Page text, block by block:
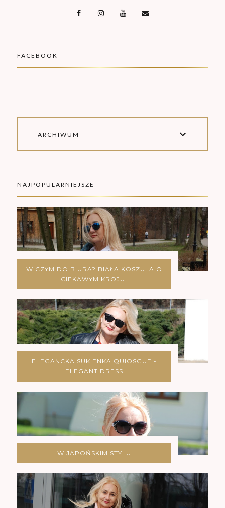
FACEBOOK
ARCHIWUM
NAJPOPULARNIEJSZE
W CZYM DO BIURA? BIAŁA KOSZULA O
CIEKAWYM KROJU.
ELEGANCKA SUKIENKA QUIOSGUE -
ELEGANT DRESS
W JAPOŃSKIM STYLU